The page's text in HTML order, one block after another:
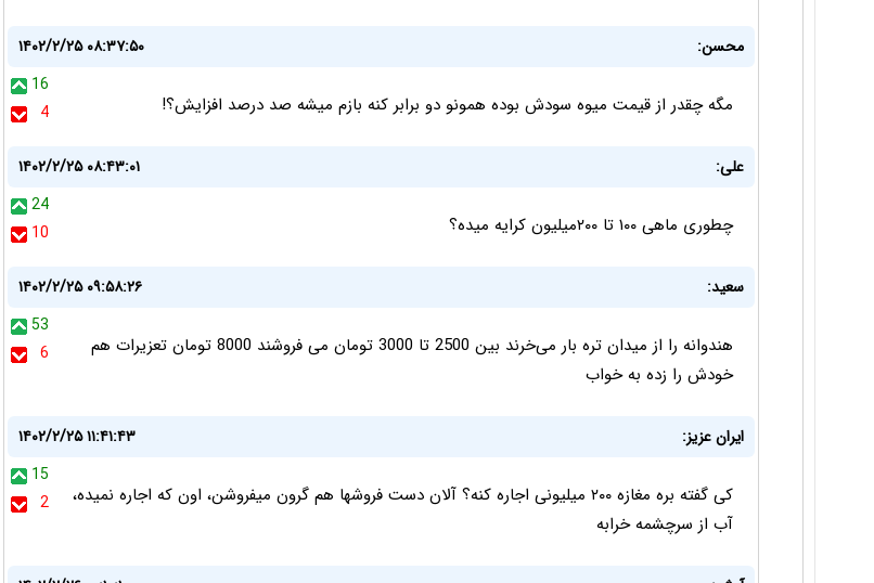
محسن:
۱۴۰۲/۲/۲۵ ۰۸:۳۷:۵۰
16
4
مگه چقدر از قیمت میوه سودش بوده همونو دو برابر کنه بازم میشه صد درصد افزایش؟!
علی:
۱۴۰۲/۲/۲۵ ۰۸:۴۳:۰۱
24
10
چطوری ماهی ۱۰۰ تا ۲۰۰میلیون کرایه میده؟
سعید:
۱۴۰۲/۲/۲۵ ۰۹:۵۸:۲۶
53
6
هندوانه را از میدان تره بار می‌خرند بین 2500 تا 3000 تومان می فروشند 8000 تومان تعزیرات هم
خودش را زده به خواب
ایران عزیز:
۱۴۰۲/۲/۲۵ ۱۱:۴۱:۴۳
15
2
کی گفته بره مغازه ۲۰۰ میلیونی اجاره کنه؟ آلان دست فروشها هم گرون میفروشن، اون که اجاره نمیده،
آب از سرچشمه خرابه